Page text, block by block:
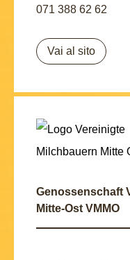
071 388 62 62
Vai al sito
Genossenschaft
Mitte-Ost VMMO